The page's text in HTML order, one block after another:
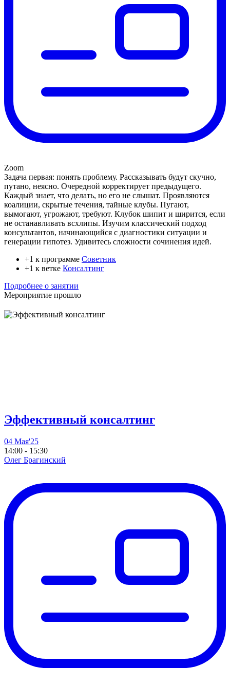
Zoom
Задача первая: понять проблему. Рассказывать будут скучно,
путано, неясно. Очередной корректирует предыдущего.
Каждый знает, что делать, но его не слышат. Проявляются
коалиции, скрытые течения, тайные клубы. Пугают,
вымогают, угрожают, требуют. Клубок шипит и ширится, если
не останавливать всхлипы. Изучим классический подход
консультантов, начинающийся с диагностики ситуации и
генерации гипотез. Удивитесь сложности сочинения идей.
+1 к программе Советник
+1 к ветке Консалтинг
Подробнее о занятии
Мероприятие прошло
Эффективный консалтинг
04 Мая'25
14:00 - 15:30
Олег Брагинский